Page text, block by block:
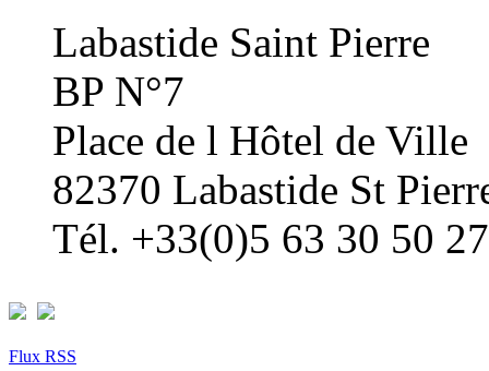
Labastide Saint Pierre
BP N°7
Place de l Hôtel de Ville
82370 Labastide St
Tél. +33(0)5 63 30 50 27
Flux RSS